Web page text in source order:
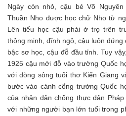
Ngày còn nhỏ, cậu bé Võ
Thuần Nho được học chữ Nho từ
Lên tiểu học cậu phải ở trọ trên
thông minh, đĩnh ngộ, cậu luôn
bậc sơ học, cậu đỗ đầu tỉnh. Tuy
1925 cậu mới đỗ vào trường Quốc
với dòng sông tuổi thơ Kiến Giang
bước vào cánh cổng trường Quốc
của nhân dân chống thực dân
với những người bạn lớn tuổi trong